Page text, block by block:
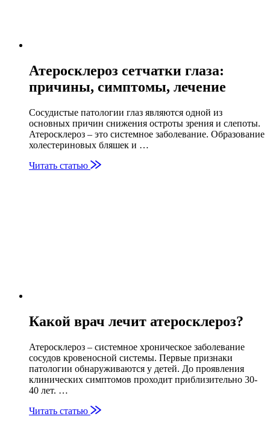
Атеросклероз сетчатки глаза:
причины, симптомы, лечение
Сосудистые патологии глаз являются одной из
основных причин снижения остроты зрения и слепоты.
Атеросклероз – это системное заболевание. Образование
холестериновых бляшек и …
Читать статью
Какой врач лечит атеросклероз?
Атеросклероз – системное хроническое заболевание
сосудов кровеносной системы. Первые признаки
патологии обнаруживаются у детей. До проявления
клинических симптомов проходит приблизительно 30-
40 лет. …
Читать статью